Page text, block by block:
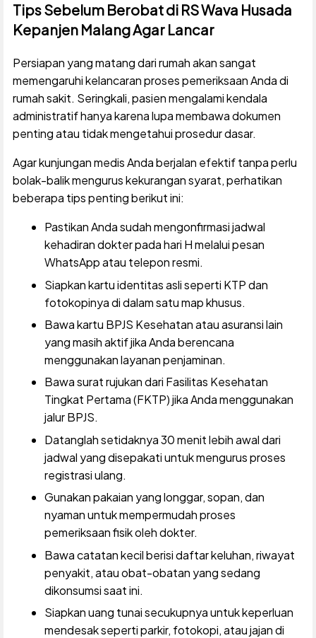
Tips Sebelum Berobat di RS Wava Husada
Kepanjen Malang Agar Lancar
Persiapan yang matang dari rumah akan sangat
memengaruhi kelancaran proses pemeriksaan Anda di
rumah sakit. Seringkali, pasien mengalami kendala
administratif hanya karena lupa membawa dokumen
penting atau tidak mengetahui prosedur dasar.
Agar kunjungan medis Anda berjalan efektif tanpa perlu
bolak-balik mengurus kekurangan syarat, perhatikan
beberapa tips penting berikut ini:
Pastikan Anda sudah mengonfirmasi jadwal
kehadiran dokter pada hari H melalui pesan
WhatsApp atau telepon resmi.
Siapkan kartu identitas asli seperti KTP dan
fotokopinya di dalam satu map khusus.
Bawa kartu BPJS Kesehatan atau asuransi lain
yang masih aktif jika Anda berencana
menggunakan layanan penjaminan.
Bawa surat rujukan dari Fasilitas Kesehatan
Tingkat Pertama (FKTP) jika Anda menggunakan
jalur BPJS.
Datanglah setidaknya 30 menit lebih awal dari
jadwal yang disepakati untuk mengurus proses
registrasi ulang.
Gunakan pakaian yang longgar, sopan, dan
nyaman untuk mempermudah proses
pemeriksaan fisik oleh dokter.
Bawa catatan kecil berisi daftar keluhan, riwayat
penyakit, atau obat-obatan yang sedang
dikonsumsi saat ini.
Siapkan uang tunai secukupnya untuk keperluan
mendesak seperti parkir, fotokopi, atau jajan di